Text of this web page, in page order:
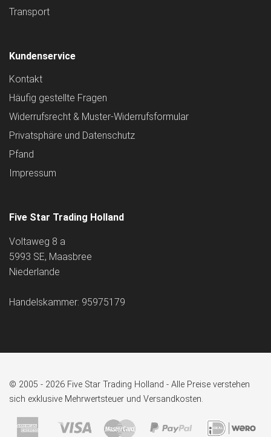
Transport
Kundenservice
Kontakt
Häufig gestellte Fragen
Widerrufsrecht & Muster-Widerrufsformular
Privatsphäre und Datenschutz
Pfand
Impressum
Five Star Trading Holland
Voltaweg 8 a
5993 SE, Maasbree
Niederlande
Handelskammer: 95975179
© 2005 - 2026 Five Star Trading Holland - Alle Preise verstehen
sich exklusive Mehrwertsteuer und Versandkosten.